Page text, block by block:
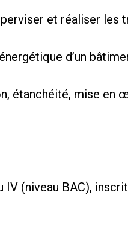
et réaliser les
d’un
étanchéité, mise en
(niveau BAC),